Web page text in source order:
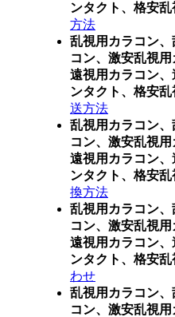
ンタクト、格安
方法
乱視用カラコン
コン、激安乱視用
遠視用カラコン
ンタクト、格安
送方法
乱視用カラコン
コン、激安乱視用
遠視用カラコン
ンタクト、格安
換方法
乱視用カラコン
コン、激安乱視用
遠視用カラコン
ンタクト、格安
わせ
乱視用カラコン
コン、激安乱視用